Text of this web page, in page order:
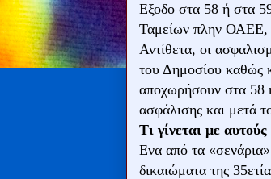
Εξοδο στα 58 ή στα
Ταμείων πλην ΟΑΕΕ,
Αντίθετα, οι
του Δημοσίου καθώς
αποχωρήσουν στα 58
ασφάλισης και μετά
Τι γίνεται με
Ενα από τα
δικαιώματα της